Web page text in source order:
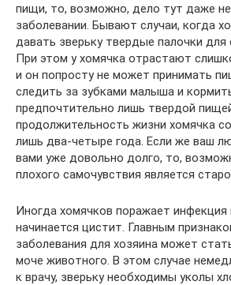
пищи, то, возможно, дело тут даже
заболевании. Бывают случаи, когда
давать зверьку твердые палочки для
При этом у хомячка отрастают
и он попросту не может принимать
следить за зубками малыша и
предпочтительно лишь твердой
продолжительность жизни хомячка
лишь два-четыре года. Если же ваш
вами уже довольно долго, то,
плохого самочувствия является
Иногда хомячков поражает инфекция
начинается цистит. Главным
заболевания для хозяина может
моче животного. В этом случае
к врачу, зверьку необходимы уколы